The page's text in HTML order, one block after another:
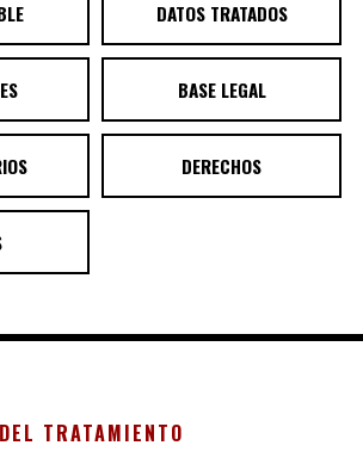
DATOS TRATADOS
BASE LEGAL
DERECHOS
TRATAMIENTO